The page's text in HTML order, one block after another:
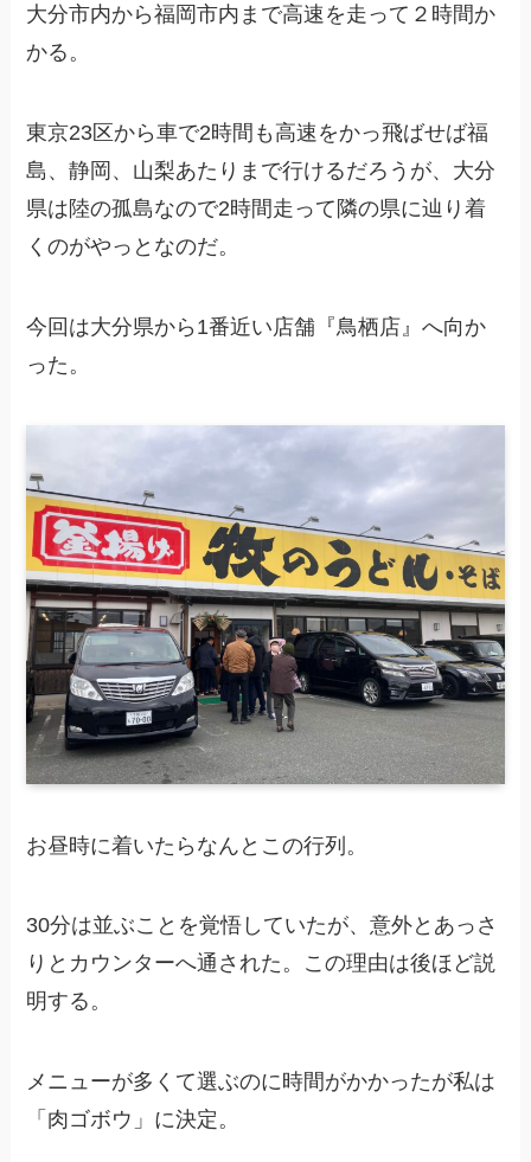
大分市内から福岡市内まで高速を走って２時間か
かる。
東京23区から車で2時間も高速をかっ飛ばせば福
島、静岡、山梨あたりまで行けるだろうが、大分
県は陸の孤島なので2時間走って隣の県に辿り着
くのがやっとなのだ。
今回は大分県から1番近い店舗『鳥栖店』へ向か
った。
お昼時に着いたらなんとこの行列。
30分は並ぶことを覚悟していたが、意外とあっさ
りとカウンターへ通された。この理由は後ほど説
明する。
メニューが多くて選ぶのに時間がかかったが私は
「肉ゴボウ」に決定。